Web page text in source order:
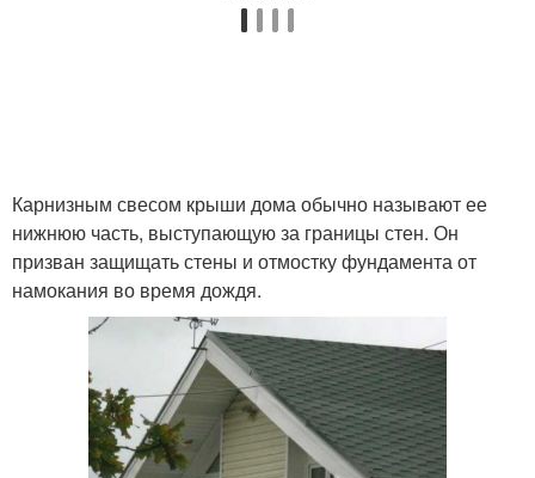
Карнизным свесом крыши дома обычно называют ее
нижнюю часть, выступающую за границы стен. Он
призван защищать стены и отмостку фундамента от
намокания во время дождя.